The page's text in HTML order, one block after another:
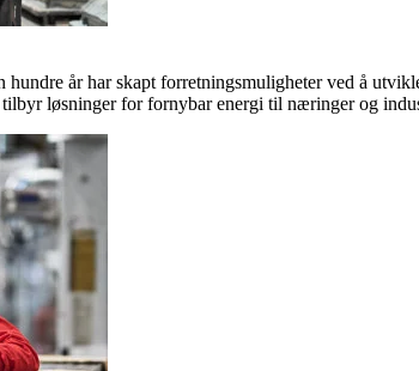
år har skapt forretningsmuligheter ved å
løsninger for fornybar energi til næringer og